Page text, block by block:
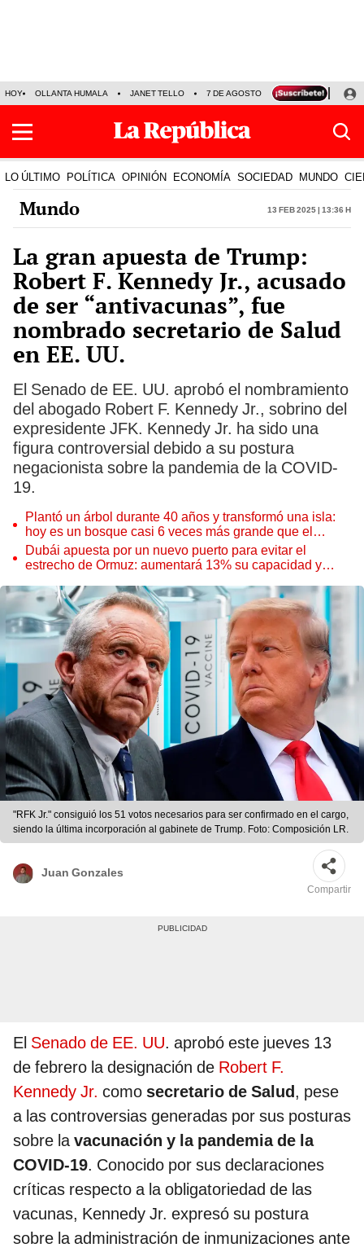
HOY OLLANTA HUMALA JANET TELLO 7 DE AGOSTO TINKA RESULTADOS
LO ÚLTIMO POLÍTICA OPINIÓN ECONOMÍA SOCIEDAD MUNDO
Mundo 13 Feb 2025 | 13:36 h
La gran apuesta de Trump:
Robert F. Kennedy Jr., acusado
de ser “antivacunas”, fue
nombrado secretario de Salud
en EE. UU.
El Senado de EE. UU. aprobó el nombramiento
del abogado Robert F. Kennedy Jr., sobrino del
expresidente JFK. Kennedy Jr. ha sido una
figura controversial debido a su postura
negacionista sobre la pandemia de la COVID-
19.
Plantó un árbol durante 40 años y transformó una isla:
hoy es un bosque casi 6 veces más grande que el
Parque de las Leyendas
Dubái apuesta por un nuevo puerto para evitar el
estrecho de Ormuz: aumentará 13% su capacidad y
"RFK Jr." consiguió los 51 votos necesarios para ser confirmado en el cargo,
siendo la última incorporación al gabinete de Trump. Foto: Composición LR.
Juan Gonzales
Compartir
El Senado de EE. UU. aprobó este jueves 13
de febrero la designación de Robert F.
Kennedy Jr. como secretario de Salud, pese
a las controversias generadas por sus posturas
sobre lavacunación y la pandemia de la
COVID-19. Conocido por sus declaraciones
críticas respecto a la obligatoriedad de las
vacunas, Kennedy Jr. expresó su postura
sobre la administración de inmunizaciones ante